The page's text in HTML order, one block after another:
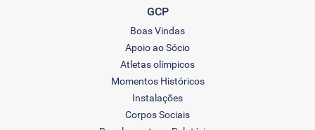
GCP
Boas Vindas
Apoio ao Sócio
Atletas olímpicos
Momentos Históricos
Instalações
Corpos Sociais